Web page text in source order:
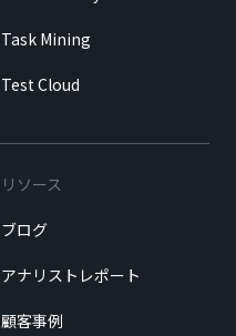
Task Mining
Test Cloud
リソース
ブログ
アナリストレポート
顧客事例